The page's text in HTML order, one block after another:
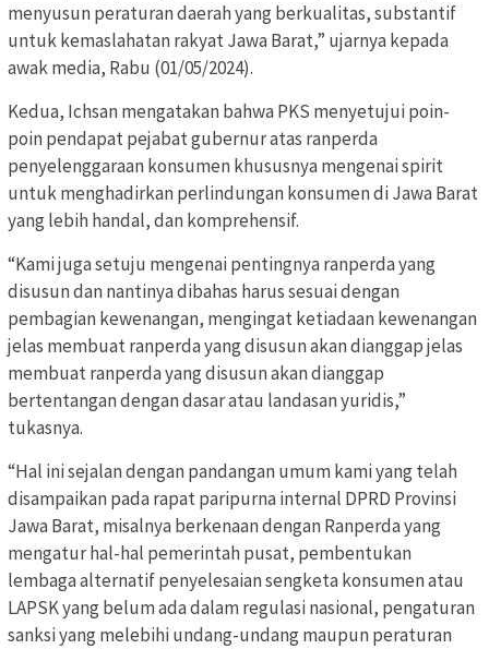
menyusun peraturan daerah yang berkualitas, substantif
untuk kemaslahatan rakyat Jawa Barat,” ujarnya kepada
awak media, Rabu (01/05/2024).
Kedua, Ichsan mengatakan bahwa PKS menyetujui poin-
poin pendapat pejabat gubernur atas ranperda
penyelenggaraan konsumen khususnya mengenai spirit
untuk menghadirkan perlindungan konsumen di Jawa Barat
yang lebih handal, dan komprehensif.
“Kami juga setuju mengenai pentingnya ranperda yang
disusun dan nantinya dibahas harus sesuai dengan
pembagian kewenangan, mengingat ketiadaan kewenangan
jelas membuat ranperda yang disusun akan dianggap jelas
membuat ranperda yang disusun akan dianggap
bertentangan dengan dasar atau landasan yuridis,”
tukasnya.
“Hal ini sejalan dengan pandangan umum kami yang telah
disampaikan pada rapat paripurna internal DPRD Provinsi
Jawa Barat, misalnya berkenaan dengan Ranperda yang
mengatur hal-hal pemerintah pusat, pembentukan
lembaga alternatif penyelesaian sengketa konsumen atau
LAPSK yang belum ada dalam regulasi nasional, pengaturan
sanksi yang melebihi undang-undang maupun peraturan